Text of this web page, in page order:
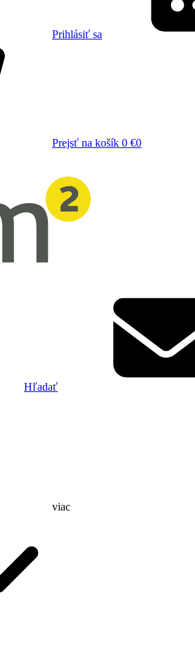
Prihlásiť sa
Prejsť na košík 0 €0
Hľadať
viac